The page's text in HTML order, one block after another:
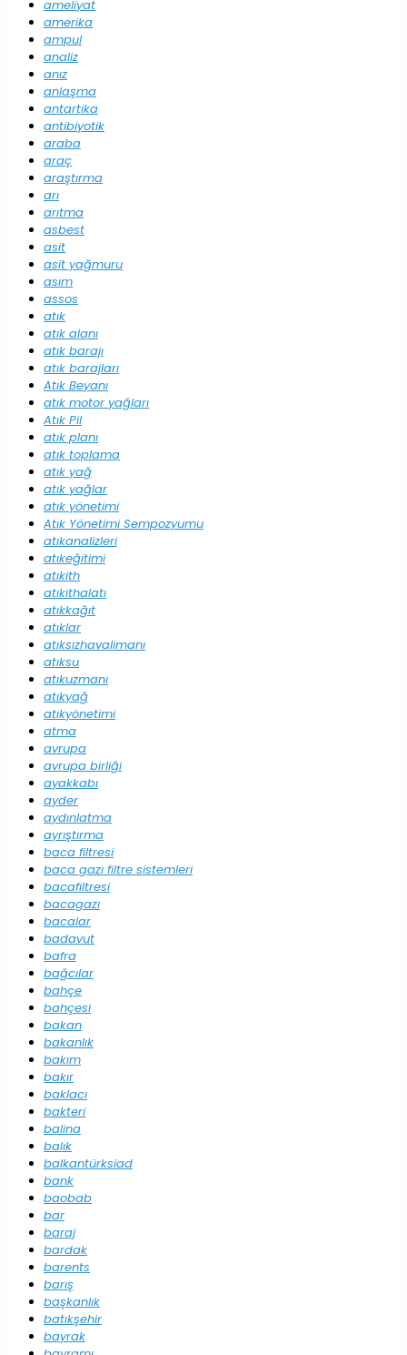
ameliyat
amerika
ampul
analiz
anız
anlaşma
antartika
antibiyotik
araba
araç
araştırma
arı
arıtma
asbest
asit
asit yağmuru
asım
assos
atık
atık alanı
atık barajı
atık barajları
Atık Beyanı
atık motor yağları
Atık Pil
atık planı
atık toplama
atık yağ
atık yağlar
atık yönetimi
Atık Yönetimi Sempozyumu
atıkanalizleri
atıkeğitimi
atıkith
atıkithalatı
atıkkağıt
atıklar
atıksızhavalimanı
atıksu
atıkuzmanı
atıkyağ
atıkyönetimi
atma
avrupa
avrupa birliği
ayakkabı
ayder
aydınlatma
ayrıştırma
baca filtresi
baca gazı filtre sistemleri
bacafiltresi
bacagazı
bacalar
badavut
bafra
bağcılar
bahçe
bahçesi
bakan
bakanlık
bakım
bakır
baklacı
bakteri
balina
balık
balkantürksiad
bank
baobab
bar
baraj
bardak
barents
barış
başkanlık
batıkşehir
bayrak